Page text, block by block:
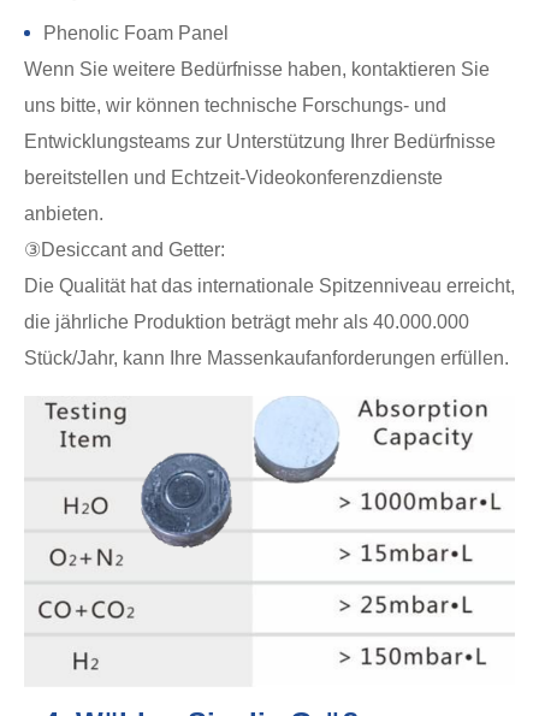
Phenolic Foam Panel
Wenn Sie weitere Bedürfnisse haben, kontaktieren Sie
uns bitte, wir können technische Forschungs- und
Entwicklungsteams zur Unterstützung Ihrer Bedürfnisse
bereitstellen und Echtzeit-Videokonferenzdienste
anbieten.
③Desiccant and Getter:
Die Qualität hat das internationale Spitzenniveau erreicht,
die jährliche Produktion beträgt mehr als 40.000.000
Stück/Jahr, kann Ihre Massenkaufanforderungen erfüllen.